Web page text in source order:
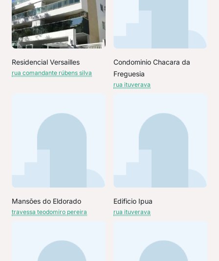
Residencial Versailles
rua comandante rúbens silva
Condominio Chacara da
Freguesia
rua ituverava
Mansões do Eldorado
travessa teodomiro pereira
Edificio Ipua
rua ituverava